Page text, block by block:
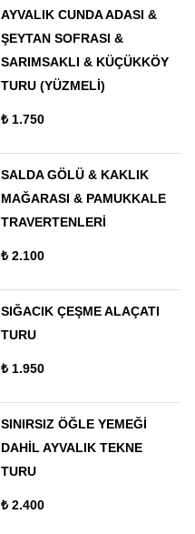
AYVALIK CUNDA ADASI &
ŞEYTAN SOFRASI &
SARIMSAKLI & KÜÇÜKKÖY
TURU (YÜZMELİ)
₺ 1.750
SALDA GÖLÜ & KAKLIK
MAĞARASI & PAMUKKALE
TRAVERTENLERİ
₺ 2.100
SIĞACIK ÇEŞME ALAÇATI
TURU
₺ 1.950
SINIRSIZ ÖĞLE YEMEĞİ
DAHİL AYVALIK TEKNE
TURU
₺ 2.400